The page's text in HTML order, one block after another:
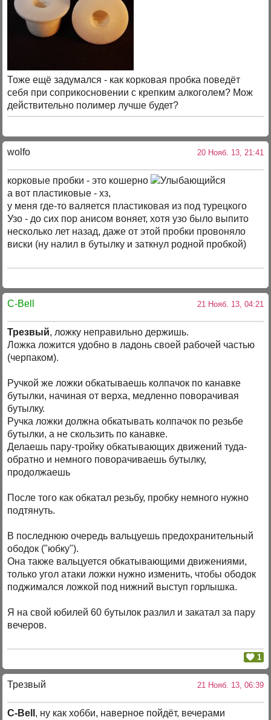
Тоже ещё задумался - как корковая пробка поведёт
себя при соприкосновении с крепким алкоголем? Мож
действительно полимер лучше будет?
wolfo 20 Нояб. 13, 21:41
корковые пробки - это кошерно
а вот пластиковые - хз,
у меня где-то валяется пластиковая из под турецкого
Узо - до сих пор анисом воняет, хотя узо было выпито
несколько лет назад, даже от этой пробки провоняло
виски (ну налил в бутылку и заткнул родной пробкой)
C-Bell 21 Нояб. 13, 04:21
Трезвый, ложку неправильно держишь.
Ложка ложится удобно в ладонь своей рабочей частью
(черпаком).
Ручкой же ложки обкатываешь колпачок по канавке
бутылки, начиная от верха, медленно поворачивая
бутылку.
Ручка ложки должна обкатывать колпачок по резьбе
бутылки, а не скользить по канавке.
Делаешь пару-тройку обкатывающих движений туда-
обратно и немного поворачиваешь бутылку,
продолжаешь
После того как обкатал резьбу, пробку немного нужно
подтянуть.
В последнюю очередь вальцуешь предохранительный
ободок ("юбку").
Она также вальцуется обкатывающими движениями,
только угол атаки ложки нужно изменить, чтобы ободок
поджимался ложкой под нижний выступ горлышка.
Я на свой юбилей 60 бутылок разлил и закатал за пару
вечеров.
1
Трезвый 21 Нояб. 13, 06:39
C-Bell , ну как хобби, наверное пойдёт, вечерами